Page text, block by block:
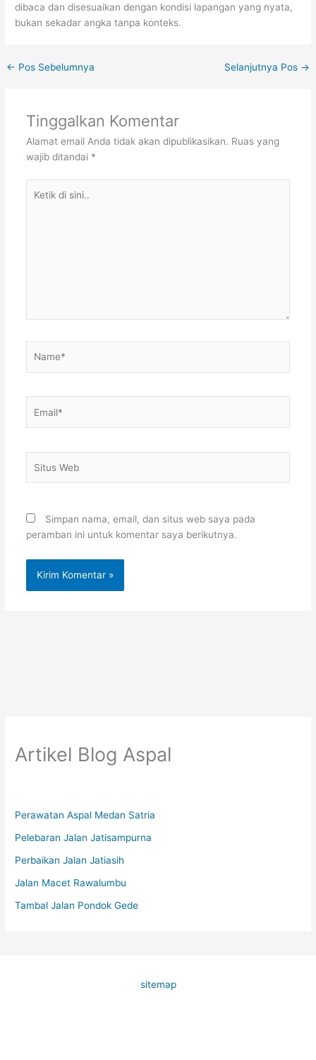
dibaca dan disesuaikan dengan kondisi lapangan yang nyata,
bukan sekadar angka tanpa konteks.
← Pos Sebelumnya Selanjutnya Pos →
Tinggalkan Komentar
Alamat email Anda tidak akan dipublikasikan. Ruas yang
wajib ditandai *
Web
Simpan nama, email, dan situs web saya pada
peramban ini untuk komentar saya berikutnya.
Artikel Blog Aspal
Perawatan Aspal Medan Satria
Pelebaran Jalan Jatisampurna
Perbaikan Jalan Jatiasih
Jalan Macet Rawalumbu
Tambal Jalan Pondok Gede
sitemap